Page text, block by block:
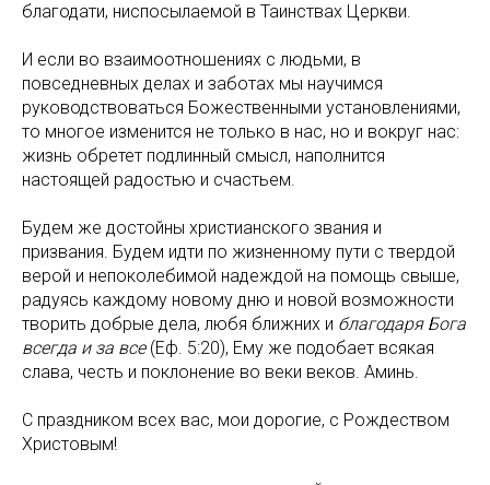
благодати, ниспосылаемой в Таинствах Церкви.
И если во взаимоотношениях с людьми, в
повседневных делах и заботах мы научимся
руководствоваться Божественными установлениями,
то многое изменится не только в нас, но и вокруг нас:
жизнь обретет подлинный смысл, наполнится
настоящей радостью и счастьем.
Будем же достойны христианского звания и
призвания. Будем идти по жизненному пути с твердой
верой и непоколебимой надеждой на помощь свыше,
радуясь каждому новому дню и новой возможности
творить добрые дела, любя ближних и благодаря Бога
всегда и за все(Еф. 5:20), Ему же подобает всякая
слава, честь и поклонение во веки веков. Аминь.
С праздником всех вас, мои дорогие, с Рождеством
Христовым!